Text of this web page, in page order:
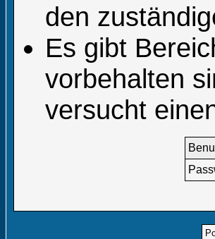
den
Es gibt
vorbehalten
versucht